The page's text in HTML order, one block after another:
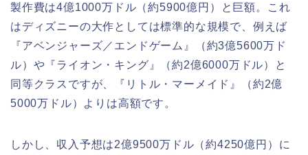
製作費は4億1000万ドル（約5900億円）と巨額。これ
はディズニーの大作としては標準的な規模で、例えば
『アベンジャーズ／エンドゲーム』（約3億5600万ド
ル）や『ライオン・キング』（約2億6000万ドル）と
同等クラスですが、『リトル・マーメイド』（約2億
5000万ドル）よりは高額です。
しかし、収入予想は2億9500万ドル（約4250億円）に